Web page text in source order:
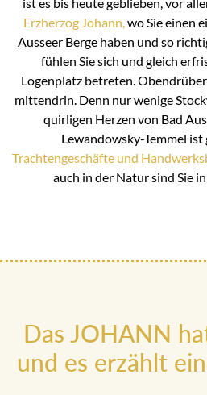
Erzherzog Johann,wo Sie einen
Ausseer Berge haben und so
fühlen Sie sich und gleich
Logenplatz betreten.
mittendrin. Denn nur wenige
quirligen Herzen von Bad
Lewandowsky-Temmel ist
Trachtengeschäfte und
auch in der Natur sind Sie
Das JOHANN
und es erzählt